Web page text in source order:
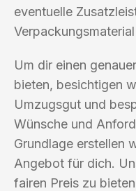
eventuelle
Um dir einen
bieten, besichtigen
Umzugsgut und
Wünsche und
Grundlage erstellen
Angebot für dich.
fairen Preis zu